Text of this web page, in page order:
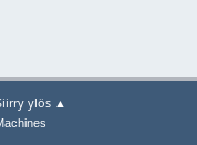
ylös ▲